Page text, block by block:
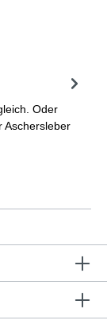
Oder
Aschersleber